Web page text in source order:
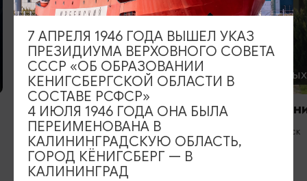
ГОСТЕВЫЕ ДОМА
Вилла «Миньон»
Светлогорск
БАЗЫ
Светлогорск
7 АПРЕЛЯ 1946 ГОДА ВЫШЕЛ УКАЗ
ПРЕЗИДИУМА ВЕРХОВНОГО СОВЕТА
СССР «ОБ ОБРАЗОВАНИИ
КЕНИГСБЕРГСКОЙ ОБЛАСТИ В
СОСТАВЕ РСФСР»
4 ИЮЛЯ 1946 ГОДА ОНА БЫЛА
ПЕРЕИМЕНОВАНА В
КАЛИНИНГРАДСКУЮ ОБЛАСТЬ,
ГОРОД КЁНИГСБЕРГ — В
КАЛИНИНГРАД